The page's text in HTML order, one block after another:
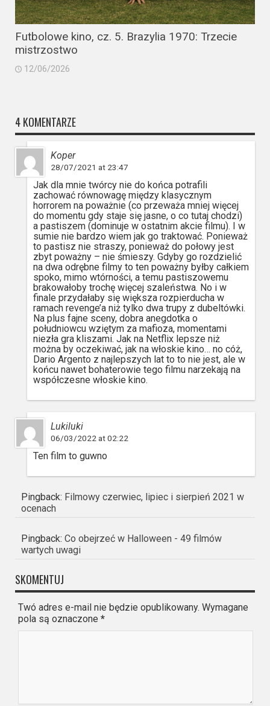
Futbolowe kino, cz. 5. Brazylia 1970: Trzecie
mistrzostwo
12/06/2026
4 KOMENTARZE
Koper
28/07/2021 at 23:47
Jak dla mnie twórcy nie do końca potrafili
zachować równowagę między klasycznym
horrorem na poważnie (co przeważa mniej więcej
do momentu gdy staje się jasne, o co tutaj chodzi)
a pastiszem (dominuje w ostatnim akcie filmu). I w
sumie nie bardzo wiem jak go traktować. Ponieważ
to pastisz nie straszy, ponieważ do połowy jest
zbyt poważny – nie śmieszy. Gdyby go rozdzielić
na dwa odrębne filmy to ten poważny byłby całkiem
spoko, mimo wtórności, a temu pastiszowemu
brakowałoby trochę więcej szaleństwa. No i w
finale przydałaby się większa rozpierducha w
ramach revenge’a niż tylko dwa trupy z dubeltówki.
Na plus fajne sceny, dobra anegdotka o
południowcu wziętym za mafioza, momentami
niezła gra kliszami. Jak na Netflix lepsze niż
można by oczekiwać, jak na włoskie kino… no cóż,
Dario Argento z najlepszych lat to to nie jest, ale w
końcu nawet bohaterowie tego filmu narzekają na
współczesne włoskie kino.
Lukiluki
06/03/2022 at 02:22
Ten film to guwno
Pingback: Filmowy czerwiec, lipiec i sierpień 2021 w
ocenach
Pingback: Co obejrzeć w Halloween - 49 filmów
wartych uwagi
SKOMENTUJ
Twó adres e-mail nie będzie opublikowany. Wymagane
pola są oznaczone *